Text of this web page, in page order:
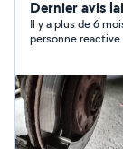
permaculture
tout, petit bricolage,
Peinture Montage de meuble ( cuisine, dressing...)
Dernier avis
Il y a plus de 6